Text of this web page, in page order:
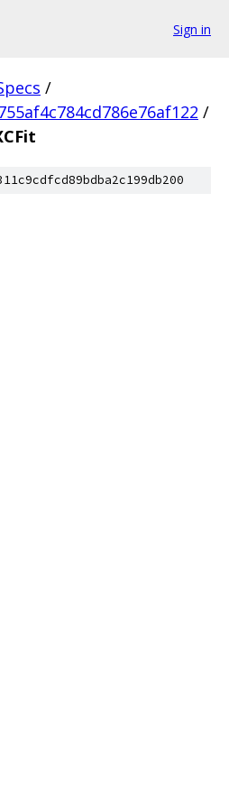
Sign in
/
/